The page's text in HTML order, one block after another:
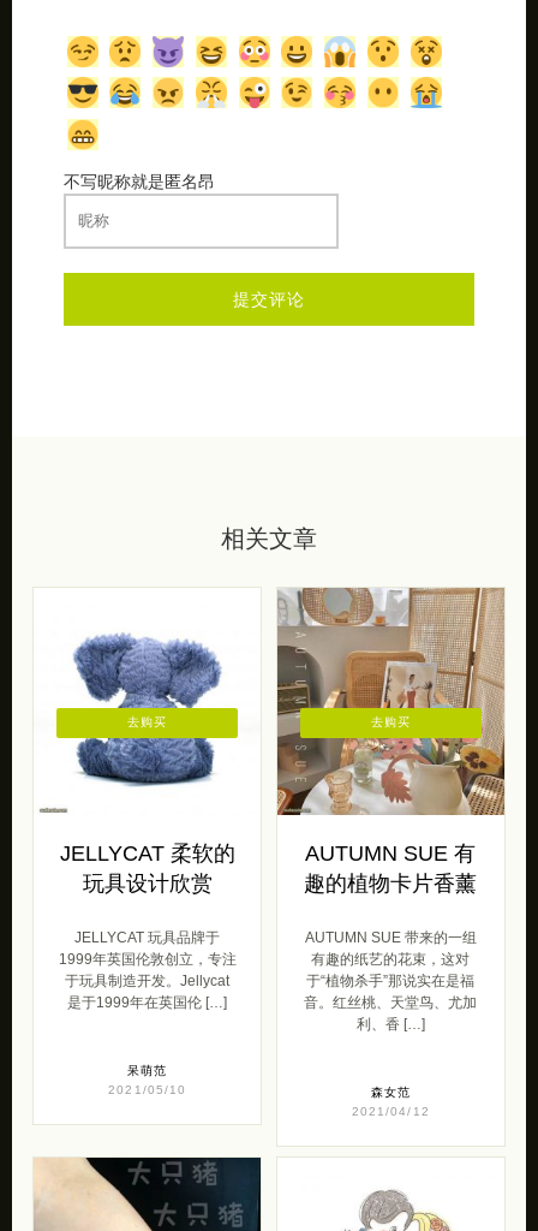
不写昵称就是匿名昂
相关文章
JELLYCAT 柔软的
玩具设计欣赏
JELLYCAT 玩具品牌于
1999年英国伦敦创立，专注
于玩具制造开发。Jellycat
是于1999年在英国伦 […]
呆萌范
2021/05/10
去购买
AUTUMN SUE 有
趣的植物卡片香薰
AUTUMN SUE 带来的一组
有趣的纸艺的花束，这对
于“植物杀手”那说实在是福
音。红丝桃、天堂鸟、尤加
利、香 […]
森女范
2021/04/12
去购买